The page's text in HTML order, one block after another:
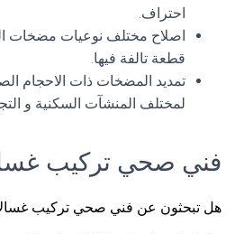
احتراف.
اصلاح مختلف نوعيات مضخات
قطعة تالفة فيها.
تمديد المضخات ذات الاحجام
لمختلف المنشآت السكنية و
فني صحي تركيب
هل تبحثون عن فني صحي تركيب